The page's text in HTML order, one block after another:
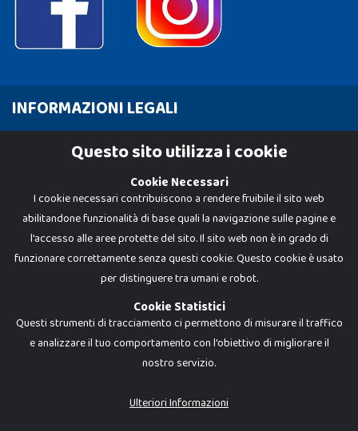
INFORMAZIONI LEGALI
Cookie Policy
Dadi e Mattoncini è un brand di Giocabene Srl. Ogni riproduzione o utilizzo non
I prezzi e le promozioni pubblicate potrebbero differire da quanto esposto in
Questo sito utilizza i cookie
Cookie Necessari
I cookie necessari contribuiscono a rendere fruibile il sito web
abilitandone funzionalità di base quali la navigazione sulle pagine e
l'accesso alle aree protette del sito. Il sito web non è in grado di
funzionare correttamente senza questi cookie. Questo cookie è usato
per distinguere tra umani e robot.
Cookie Statistici
Questi strumenti di tracciamento ci permettono di misurare il traffico
e analizzare il tuo comportamento con l'obiettivo di migliorare il
nostro servizio.
Ulteriori Informazioni